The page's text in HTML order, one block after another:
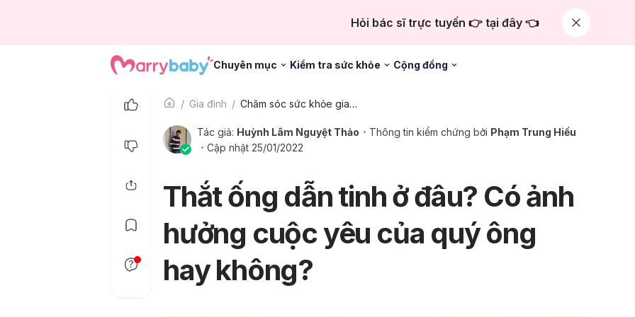
Hỏi bác sĩ trực tuyến 👉 tại đây 👈
Chuyên mục Kiểm tra sức khỏe Cộng đồng
Gia đình Chăm sóc sức khỏe gia đình
Tác giả: Huỳnh Lâm Nguyệt Thảo Thông tin kiểm chứng bởi Phạm Trung Hiếu
Cập nhật 25/01/2022
Thắt ống dẫn tinh ở đâu? Có ảnh
hưởng cuộc yêu của quý ông
hay không?